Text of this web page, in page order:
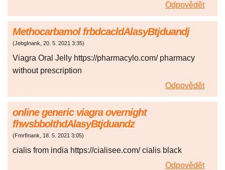
Odpovědět
Methocarbamol frbdcacldAlasyBtjduandj
(JebgInank, 20. 5. 2021 3:35)
Viagra Oral Jelly https://pharmacylo.com/ pharmacy
without prescription
Odpovědět
online generic viagra overnight
fhwsbbolthdAlasyBtjduandz
(FmrfInank, 18. 5. 2021 3:05)
cialis from india https://cialisee.com/ cialis black
Odpovědět